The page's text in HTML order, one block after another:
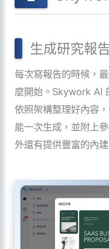
生成研究報
每次寫報告的時候，
麼開始。Skywork AI
依照架構整理好內容
能一次生成，並附上
外還有提供豐富的內